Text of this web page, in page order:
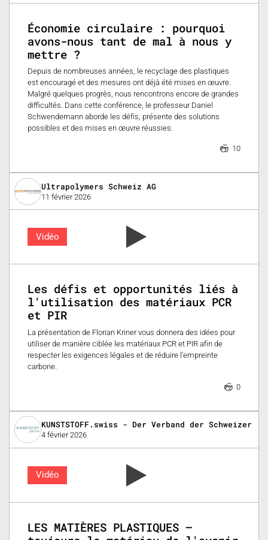
Économie circulaire : pourquoi
avons-nous tant de mal à nous y
mettre ?
Depuis de nombreuses années, le recyclage des plastiques
est encouragé et des mesures ont déjà été mises en œuvre.
Malgré quelques progrès, nous rencontrons encore de grandes
difficultés. Dans cette conférence, le professeur Daniel
Schwendemann aborde les défis, présente des solutions
possibles et des mises en œuvre réussies.
10
Ultrapolymers Schweiz AG
11 février 2026
Vidéo
Les défis et opportunités liés à
l'utilisation des matériaux PCR
et PIR
La présentation de Florian Kriner vous donnera des idées pour
utiliser de manière ciblée les matériaux PCR et PIR afin de
respecter les exigences légales et de réduire l'empreinte
carbone.
0
KUNSTSTOFF.swiss - Der Verband der Schweizer
4 février 2026
Vidéo
LES MATIÈRES PLASTIQUES –